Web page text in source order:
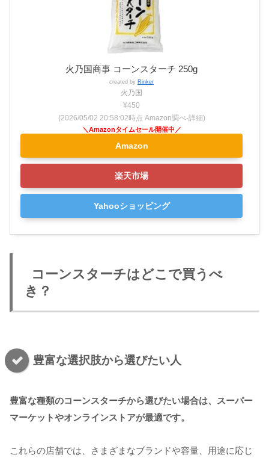
火乃国商事 コーンスターチ 250g
created by Rinker
火乃国
¥450
(2026/05/02 20:58:02時点 Amazon調べ-詳細)
Amazon
楽天市場
Yahooショッピング
コーンスターチはどこで買うべ
き？
豊富な選択肢から選びたい人
豊富な種類のコーンスターチから選びたい場合は、スーパー
マーケットやオンラインストアが最適です。
これらの店舗では、さまざまなブランドや容量、用途に応じ